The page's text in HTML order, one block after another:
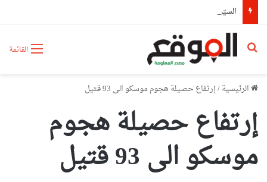
القائمة بحث عن
الرئيسية/إرتفاع حصيلة هجوم موسكو الى 93 قتيل
إرتفاع حصيلة هجوم
موسكو الى 93 قتيل